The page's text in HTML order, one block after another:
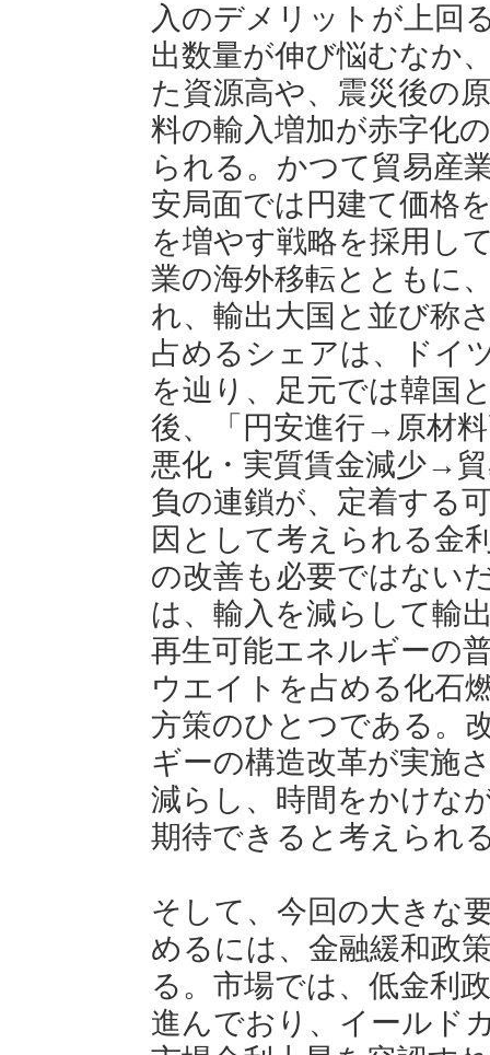
入のデメリットが上回
出数量が伸び悩むなか
た資源高や、震災後の
料の輸入増加が赤字化
られる。かつて貿易産
安局面では円建て価格
を増やす戦略を採用し
業の海外移転とともに
れ、輸出大国と並び称
占めるシェアは、ドイ
を辿り、足元では韓国
後、「円安進行→原材
悪化・実質賃金減少→
負の連鎖が、定着する
因として考えられる金
の改善も必要ではない
は、輸入を減らして輸
再生可能エネルギーの
ウエイトを占める化石
方策のひとつである。
ギーの構造改革が実施
減らし、時間をかけな
期待できると考えられ
そして、今回の大きな
めるには、金融緩和政
る。市場では、低金利
進んでおり、イールド